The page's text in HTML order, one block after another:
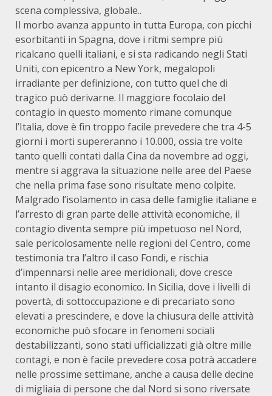
scena complessiva, globale..
Il morbo avanza appunto in tutta Europa, con picchi
esorbitanti in Spagna, dove i ritmi sempre più
ricalcano quelli italiani, e si sta radicando negli Stati
Uniti, con epicentro a New York, megalopoli
irradiante per definizione, con tutto quel che di
tragico può derivarne. Il maggiore focolaio del
contagio in questo momento rimane comunque
l’Italia, dove è fin troppo facile prevedere che tra 4-5
giorni i morti supereranno i 10.000, ossia tre volte
tanto quelli contati dalla Cina da novembre ad oggi,
mentre si aggrava la situazione nelle aree del Paese
che nella prima fase sono risultate meno colpite.
Malgrado l’isolamento in casa delle famiglie italiane e
l’arresto di gran parte delle attività economiche, il
contagio diventa sempre più impetuoso nel Nord,
sale pericolosamente nelle regioni del Centro, come
testimonia tra l’altro il caso Fondi, e rischia
d’impennarsi nelle aree meridionali, dove cresce
intanto il disagio economico. In Sicilia, dove i livelli di
povertà, di sottoccupazione e di precariato sono
elevati a prescindere, e dove la chiusura delle attività
economiche può sfocare in fenomeni sociali
destabilizzanti, sono stati ufficializzati già oltre mille
contagi, e non è facile prevedere cosa potrà accadere
nelle prossime settimane, anche a causa delle decine
di migliaia di persone che dal Nord si sono riversate